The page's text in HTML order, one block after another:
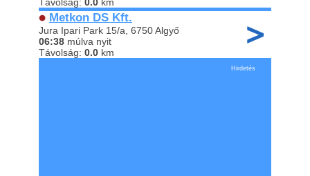
Metkon DS Kft.
Jura Ipari Park 15/a, 6750 Algyő
06:38 múlva nyit
Távolság: 0.0 km
Hirdetés